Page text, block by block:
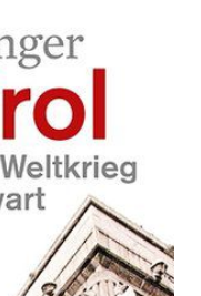
20.01.2021
296 Seiten